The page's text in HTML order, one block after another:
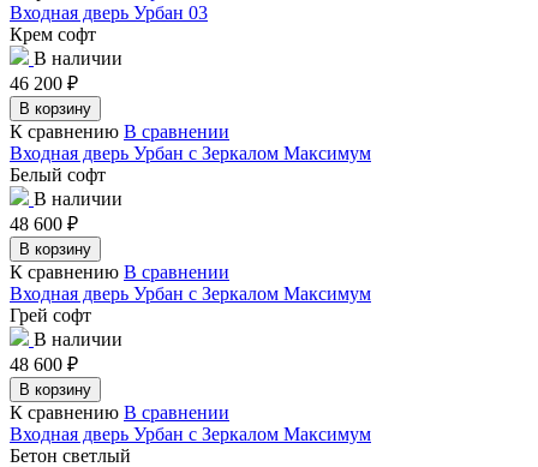
Входная дверь Урбан 03
Крем софт
В наличии
46 200 ₽
В корзину
К сравнению В сравнении
Входная дверь Урбан с Зеркалом Максимум
Белый софт
В наличии
48 600 ₽
В корзину
К сравнению В сравнении
Входная дверь Урбан с Зеркалом Максимум
Грей софт
В наличии
48 600 ₽
В корзину
К сравнению В сравнении
Входная дверь Урбан с Зеркалом Максимум
Бетон светлый